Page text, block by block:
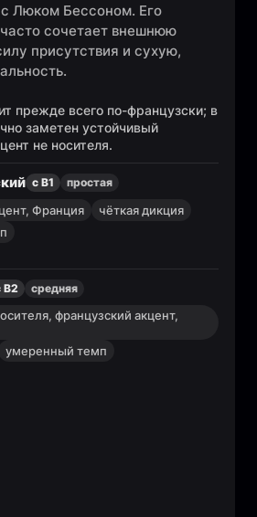
Люком Бессоном. Его
сочетает внешнюю
присутствия и сухую,
прежде всего по-французски; в
заметен устойчивый
не носителя.
с B1 простая
Франция
чёткая дикция
B2 средняя
французский акцент,
умеренный темп